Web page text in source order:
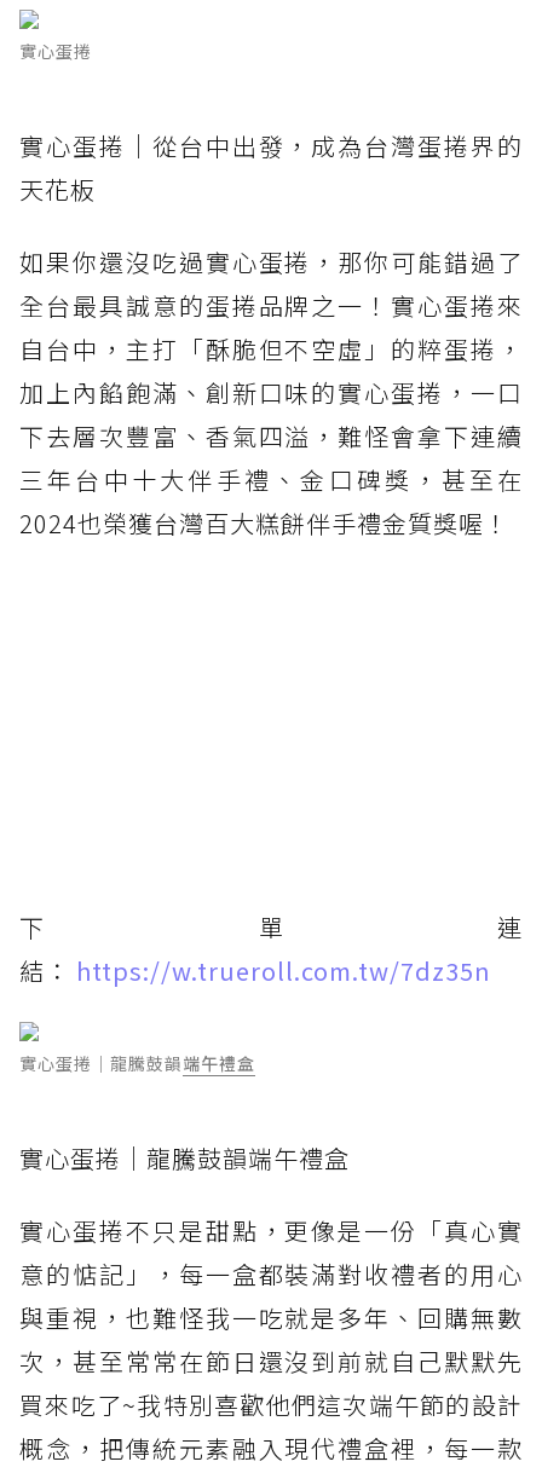
實心蛋捲
實心蛋捲｜從台中出發，成為台灣蛋捲界的
天花板
如果你還沒吃過實心蛋捲，那你可能錯過了
全台最具誠意的蛋捲品牌之一！實心蛋捲來
自台中，主打「酥脆但不空虛」的粹蛋捲，
加上內餡飽滿、創新口味的實心蛋捲，一口
下去層次豐富、香氣四溢，難怪會拿下連續
三年台中十大伴手禮、金口碑獎，甚至在
2024也榮獲台灣百大糕餅伴手禮金質獎喔！
下單連
結： https://w.trueroll.com.tw/7dz35n
實心蛋捲｜龍騰鼓韻端午禮盒
實心蛋捲｜龍騰鼓韻端午禮盒
實心蛋捲不只是甜點，更像是一份「真心實
意的惦記」，每一盒都裝滿對收禮者的用心
與重視，也難怪我一吃就是多年、回購無數
次，甚至常常在節日還沒到前就自己默默先
買來吃了~我特別喜歡他們這次端午節的設計
概念，把傳統元素融入現代禮盒裡，每一款